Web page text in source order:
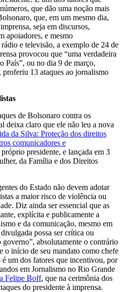
que dão uma noção mais
que, em um mesmo dia,
seja em discursos,
apoiadores, e mesmo
e televisão, a exemplo de 24 de
provocou que “uma verdadeira
País”, ou no dia 9 de março,
13 ataques ao jornalismo
de Bolsonaro contra os
deixa claro que ele não leu a nova
da Silva: Proteção dos direitos
comunicadores e
presidente, e lançada em 3
da Família e dos Direitos
do Estado não devem adotar
a maior risco de violência ou
Diz ainda ser essencial que as
explícita e publicamente a
e da comunicação, mesmo em
possa ser crítica ou
governo”, absolutamente o contrário
o início de seu mandato como chefe
é um dos fatores que incentivou, por
em Jornalismo no Rio Grande
Felipe Boff, que na cerimônia dos
do presidente à imprensa.